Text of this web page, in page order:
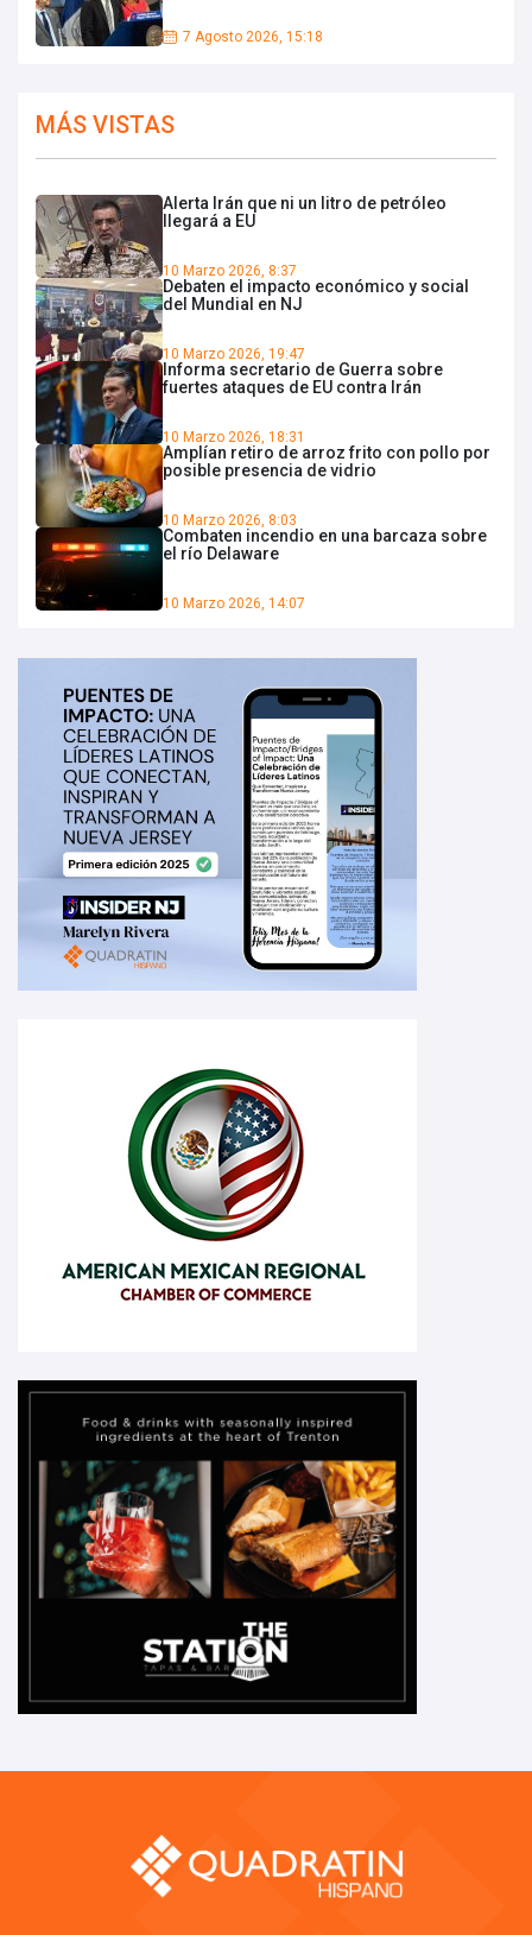
7 Agosto 2026, 15:18
MÁS VISTAS
Alerta Irán que ni un litro de petróleo
llegará a EU
10 Marzo 2026, 8:37
Debaten el impacto económico y social
del Mundial en NJ
10 Marzo 2026, 19:47
Informa secretario de Guerra sobre
fuertes ataques de EU contra Irán
10 Marzo 2026, 18:31
Amplían retiro de arroz frito con pollo por
posible presencia de vidrio
10 Marzo 2026, 8:03
Combaten incendio en una barcaza sobre
el río Delaware
10 Marzo 2026, 14:07